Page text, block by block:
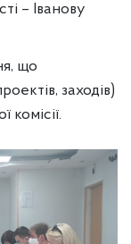
– Іванову
що
заходів)
комісії.